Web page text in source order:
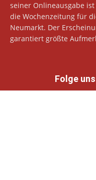
seiner Onlineausgabe ist
die Wochenzeitung für
Neumarkt. Der
garantiert größte
Folge